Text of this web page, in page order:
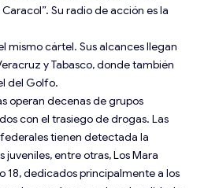
Su radio de acción es la
mismo cártel. Sus alcances llegan
y Tabasco, donde también
del Golfo.
operan decenas de grupos
con el trasiego de drogas. Las
tienen detectada la
juveniles, entre otras, Los Mara
18, dedicados principalmente a los